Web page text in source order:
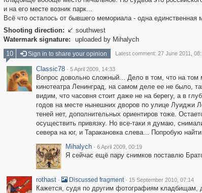
и на его месте возник парк...
Всё что осталось от бывшего мемориала - одна единственная
Shooting direction:  southwest
Watermark signature:
uploaded by Mihalych
10 Sign in to share your opinion Latest comment: 27 June 2011,
Classic78 · 5 April 2009, 14:33
Вопрос довольно сложный... Дело в том, что на том
кинотеатра Ленинград, на самом деле ее не было,
видим, что часовня стоит даже не на берегу, а в
годов на месте нынешних дворов по улице Луиджи
теней нет, дополнительных ориентиров тоже.
осуществить привязку. Но все-таки я думаю,
севера на юг, и Таракановка слева... Попробую
Mihalych · 6 April 2009, 00:19
Я сейчас ещё пару снимков поставлю
rothast · Discussed fragment · 15 September 2010, 07:14
Кажется, судя по другим фотографиям кладбищам,